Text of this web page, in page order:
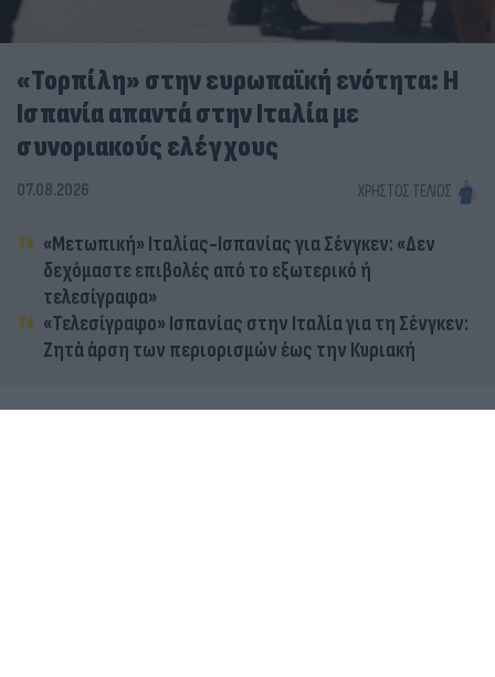
«Τορπίλη» στην ευρωπαϊκή ενότητα: Η
Ισπανία απαντά στην Ιταλία με
συνοριακούς ελέγχους
07.08.2026 ΧΡΉΣΤΟΣ ΤΈΛΙΟΣ
«Μετωπική» Ιταλίας-Ισπανίας για Σένγκεν: «Δεν
δεχόμαστε επιβολές από το εξωτερικό ή
τελεσίγραφα»
«Τελεσίγραφο» Ισπανίας στην Ιταλία για τη Σένγκεν:
Ζητά άρση των περιορισμών έως την Κυριακή